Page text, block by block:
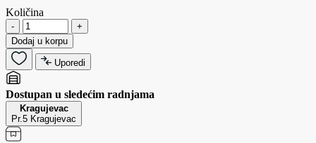
Količina
-
+
Dodaj u korpu
Uporedi
Dostupan u sledećim radnjama
Kragujevac
Pr.5 Kragujevac